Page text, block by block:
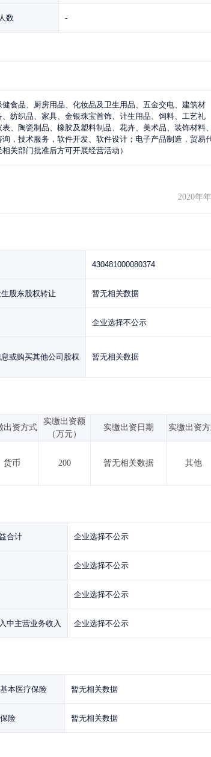
数 -
食品、厨房用品、化妆品及卫生用品、五金交电、建筑材
纺织品、家具、金银珠宝首饰、计生用品、饲料、工艺礼
、陶瓷制品、橡胶及塑料制品、花卉、美术品、装饰材料
，技术服务，软件开发、软件设计；电子产品制造，贸易
关部门批准后方可开展经营活动）
2020年
430481000080374
股东股权转让 暂无相关数据
企业选择不公示
或购买其他公司股权 暂无相关数据
出资方式
实缴出资额
（万元）
实缴出资日期 实缴出资
货币 200 暂无相关数据 其他
合计 企业选择不公示
企业选择不公示
企业选择不公示
中主营业务收入 企业选择不公示
本医疗保险 暂无相关数据
险 暂无相关数据